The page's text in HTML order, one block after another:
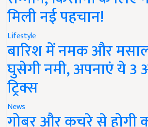
मिली नई पहचान!
Lifestyle
बारिश में नमक और
घुसेगी नमी, अपनाएं ये 3
ट्रिक्स
News
गोबर और कचरे से होगी